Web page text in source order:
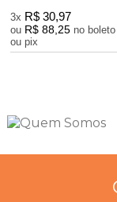
3x R$ 30,97
ou R$ 88,25 no boleto
ou pix